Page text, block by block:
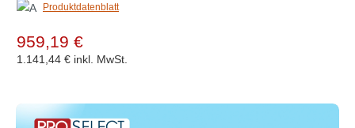
Produktdatenblatt
959,19 €
1.141,44 € inkl. MwSt.